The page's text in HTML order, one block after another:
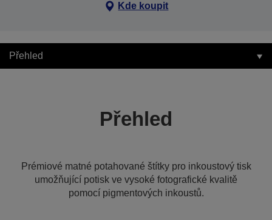
Kde koupit
Přehled
Přehled
Prémiové matné potahované štítky pro inkoustový tisk
umožňující potisk ve vysoké fotografické kvalitě
pomocí pigmentových inkoustů.